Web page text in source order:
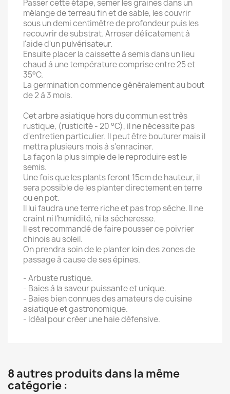
Passer cette étape, semer les graines dans un
mélange de terreau fin et de sable, les couvrir
sous un demi centimètre de profondeur puis les
recouvrir de substrat. Arroser délicatement à
l'aide d'un pulvérisateur.
Ensuite placer la caissette à semis dans un lieu
chaud à une température comprise entre 25 et
35°C.
La germination commence généralement au bout
de 2 à 3 mois.
Cet arbre asiatique hors du commun est très
rustique, (rusticité - 20 °C), il ne nécessite pas
d'entretien particulier. Il peut être bouturer mais il
mettra plusieurs mois à s'enraciner.
La façon la plus simple de le reproduire est le
semis.
Une fois que les plants feront 15cm de hauteur, il
sera possible de les planter directement en terre
ou en pot.
Il lui faudra une terre riche et pas trop sèche. Il ne
craint ni l'humidité, ni la sécheresse.
Il est recommandé de faire pousser ce poivrier
chinois au soleil.
On prendra soin de le planter loin des zones de
passage à cause de ses épines.
- Arbuste rustique.
- Baies à la saveur puissante et unique.
- Baies bien connues des amateurs de cuisine
asiatique et gastronomique.
- Idéal pour créer une haie défensive.
8 autres produits dans la même
catégorie :